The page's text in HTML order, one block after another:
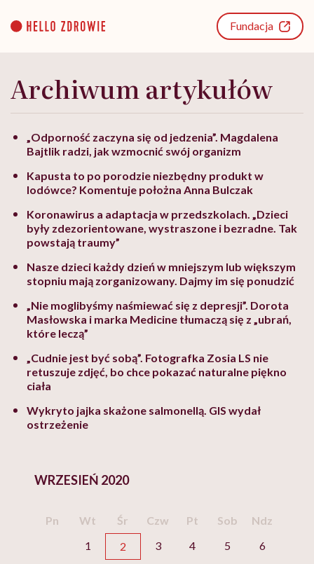
content
Fundacja
Archiwum artykułów
„Odporność zaczyna się od jedzenia”. Magdalena
Bajtlik radzi, jak wzmocnić swój organizm
Kapusta to po porodzie niezbędny produkt w
lodówce? Komentuje położna Anna Bulczak
Koronawirus a adaptacja w przedszkolach. „Dzieci
były zdezorientowane, wystraszone i bezradne. Tak
powstają traumy”
Nasze dzieci każdy dzień w mniejszym lub większym
stopniu mają zorganizowany. Dajmy im się ponudzić
„Nie moglibyśmy naśmiewać się z depresji”. Dorota
Masłowska i marka Medicine tłumaczą się z „ubrań,
które leczą”
„Cudnie jest być sobą”. Fotografka Zosia LS nie
retuszuje zdjęć, bo chce pokazać naturalne piękno
ciała
Wykryto jajka skażone salmonellą. GIS wydał
ostrzeżenie
WRZESIEŃ 2020
Pn Wt Śr Czw Pt Sob
Ndz
1
2 3 4 5
6